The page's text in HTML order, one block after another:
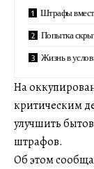
Штрафы
Попытка
Жизнь в
На
критическим
улучшить
штрафов.
Об этом